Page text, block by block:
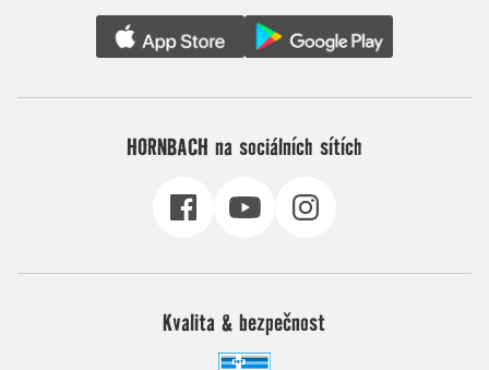
HORNBACH na sociálních sítích
Kvalita & bezpečnost